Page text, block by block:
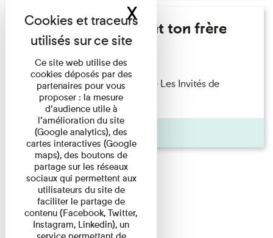
Marie Cosnay - Toi et ton frère
Lecture
Marie Cosnay — Toi et ton frère Les Invités de
l'Imprimerie n°10 À ...
Pages
Ce site web utilise des
cookies déposés par des
partenaires pour vous
proposer : la mesure
d’audience utile à
l’amélioration du site
(Google analytics), des
cartes interactives (Google
maps), des boutons de
partage sur les réseaux
sociaux qui permettent aux
utilisateurs du site de
faciliter le partage de
contenu (Facebook, Twitter,
Instagram, Linkedin), un
XMasquer le